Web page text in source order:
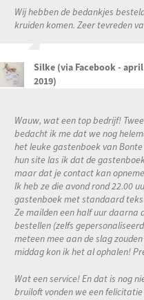
Wij hebben de bedankjes
kruiden komen. Zeer tevreden
Silke (via Facebook - april
2019)
Wauw, wat een top bedrijf!
bedacht ik me dat we nog
het leuke gastenboek van
hun site las ik dat de
maar dat je contact kan
Ik heb ze die avond rond 22.00
gastenboek met standaard
Ze mailden een half uur
bestellen (zelfs
meteen mee aan de slag
middag kon ik het al ophalen!
Wat een service! En dat is nog
bruiloft vonden we een